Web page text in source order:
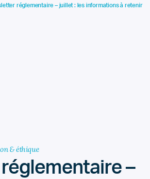
réglementaire – juillet : les informations à retenir
& éthique
–